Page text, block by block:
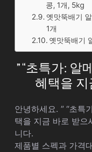
콩, 1개, 5kg
옛맛뚝배기
1개
옛맛뚝배기
” “초특가:
혜택을
안녕하세요. ” “초특
택을 지금 바로 받으
니다.
제품별 스펙과 가격